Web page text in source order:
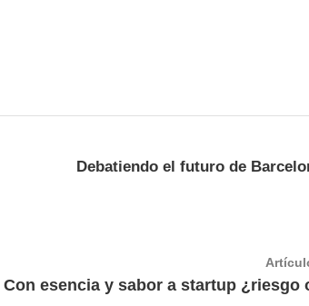
Debatiendo el futuro de
Con esencia y sabor a startup ¿riesgo